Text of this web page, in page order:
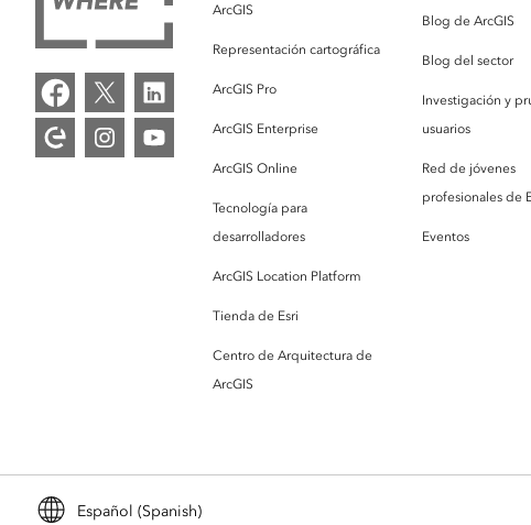
ArcGIS
Representación cartográfica
ArcGIS Pro
ArcGIS Enterprise
ArcGIS Online
Tecnología para
desarrolladores
ArcGIS Location Platform
Tienda de Esri
Centro de Arquitectura de
ArcGIS
Blog de ArcGIS
Blog del sector
Investigación y
usuarios
Red de jóvenes
profesionales de
Eventos
Español (Spanish)